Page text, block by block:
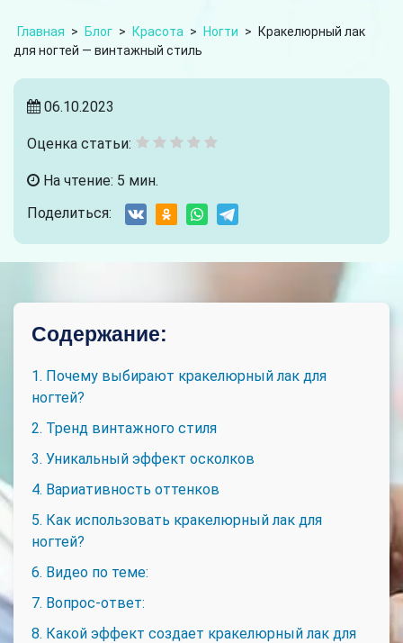
Главная > Блог > Красота > Ногти >
Кракелюрный лак
для ногтей — винтажный стиль
06.10.2023
Оценка статьи:
На чтение: 5 мин.
Поделиться:
Содержание:
1. Почему выбирают кракелюрный лак для
ногтей?
2. Тренд винтажного стиля
3. Уникальный эффект осколков
4. Вариативность оттенков
5. Как использовать кракелюрный лак для
ногтей?
6. Видео по теме:
7. Вопрос-ответ:
8. Какой эффект создает кракелюрный лак для